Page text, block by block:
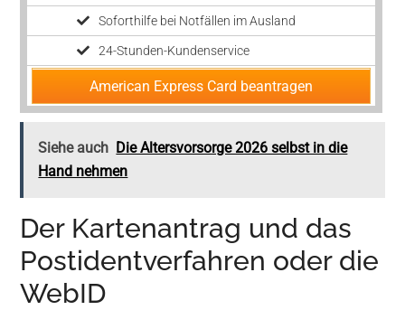
Soforthilfe bei Notfällen im Ausland
24-Stunden-Kundenservice
American Express Card beantragen
Siehe auch Die Altersvorsorge 2026 selbst in die
Hand nehmen
Der Kartenantrag und das
Postidentverfahren oder die
WebID